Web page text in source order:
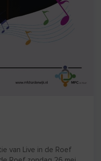
van Live in de Roef